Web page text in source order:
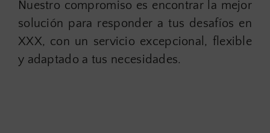
Nuestro compromiso es encontrar la mejor
solución para responder a tus desafíos en
XXX, con un servicio excepcional, flexible
y adaptado a tus necesidades.